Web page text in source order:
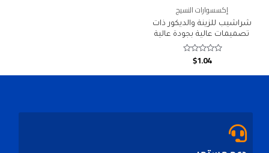
إكسسوارات النسيج
شراشيب للزينة والديكور ذات
تصميمات عالية بجودة عالية
Rated
$1.04